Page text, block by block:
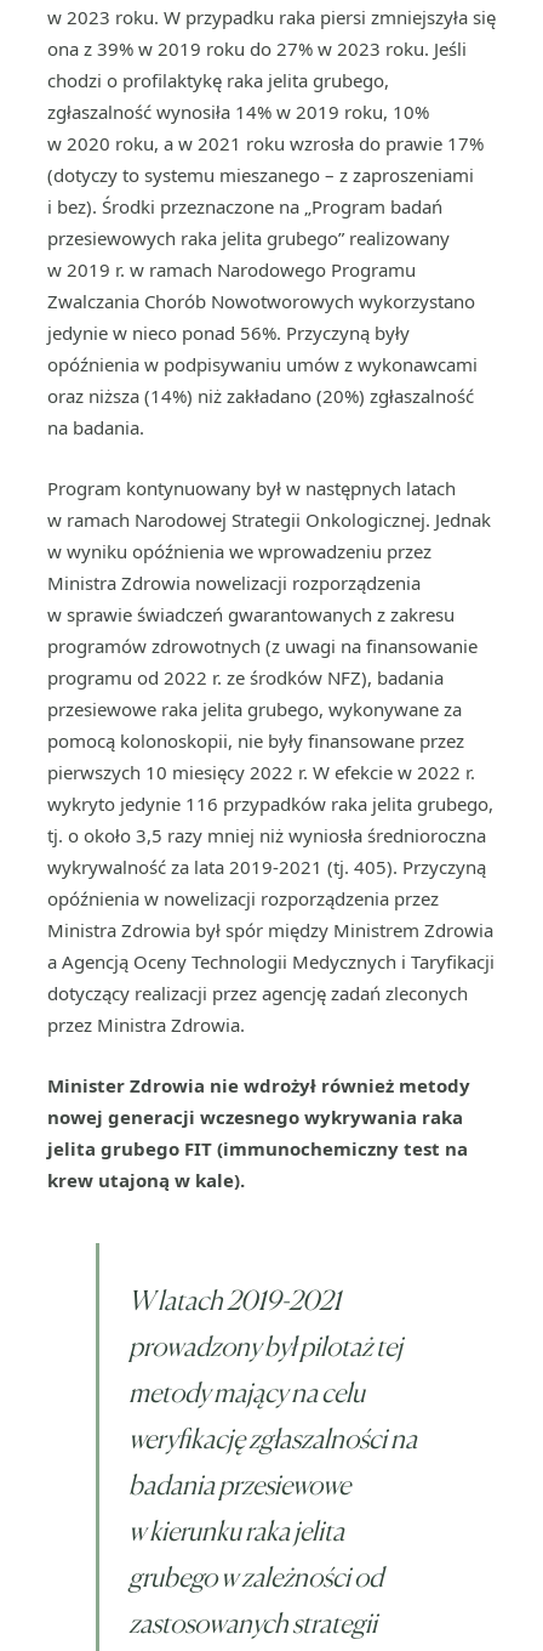
w 2023 roku. W przypadku raka piersi zmniejszyła się
ona z 39% w 2019 roku do 27% w 2023 roku. Jeśli
chodzi o profilaktykę raka jelita grubego,
zgłaszalność wynosiła 14% w 2019 roku, 10%
w 2020 roku, a w 2021 roku wzrosła do prawie 17%
(dotyczy to systemu mieszanego – z zaproszeniami
i bez). Środki przeznaczone na „Program badań
przesiewowych raka jelita grubego” realizowany
w 2019 r. w ramach Narodowego Programu
Zwalczania Chorób Nowotworowych wykorzystano
jedynie w nieco ponad 56%. Przyczyną były
opóźnienia w podpisywaniu umów z wykonawcami
oraz niższa (14%) niż zakładano (20%) zgłaszalność
na badania.
Program kontynuowany był w następnych latach
w ramach Narodowej Strategii Onkologicznej. Jednak
w wyniku opóźnienia we wprowadzeniu przez
Ministra Zdrowia nowelizacji rozporządzenia
w sprawie świadczeń gwarantowanych z zakresu
programów zdrowotnych (z uwagi na finansowanie
programu od 2022 r. ze środków NFZ), badania
przesiewowe raka jelita grubego, wykonywane za
pomocą kolonoskopii, nie były finansowane przez
pierwszych 10 miesięcy 2022 r. W efekcie w 2022 r.
wykryto jedynie 116 przypadków raka jelita grubego,
tj. o około 3,5 razy mniej niż wyniosła średnioroczna
wykrywalność za lata 2019-2021 (tj. 405). Przyczyną
opóźnienia w nowelizacji rozporządzenia przez
Ministra Zdrowia był spór między Ministrem Zdrowia
a Agencją Oceny Technologii Medycznych i Taryfikacji
dotyczący realizacji przez agencję zadań zleconych
przez Ministra Zdrowia.
Minister Zdrowia nie wdrożył również metody
nowej generacji wczesnego wykrywania raka
jelita grubego FIT (immunochemiczny test na
krew utajoną w kale).
W latach 2019-2021
prowadzony był pilotaż tej
metody mający na celu
weryfikację zgłaszalności na
badania przesiewowe
w kierunku raka jelita
grubego w zależności od
zastosowanych strategii